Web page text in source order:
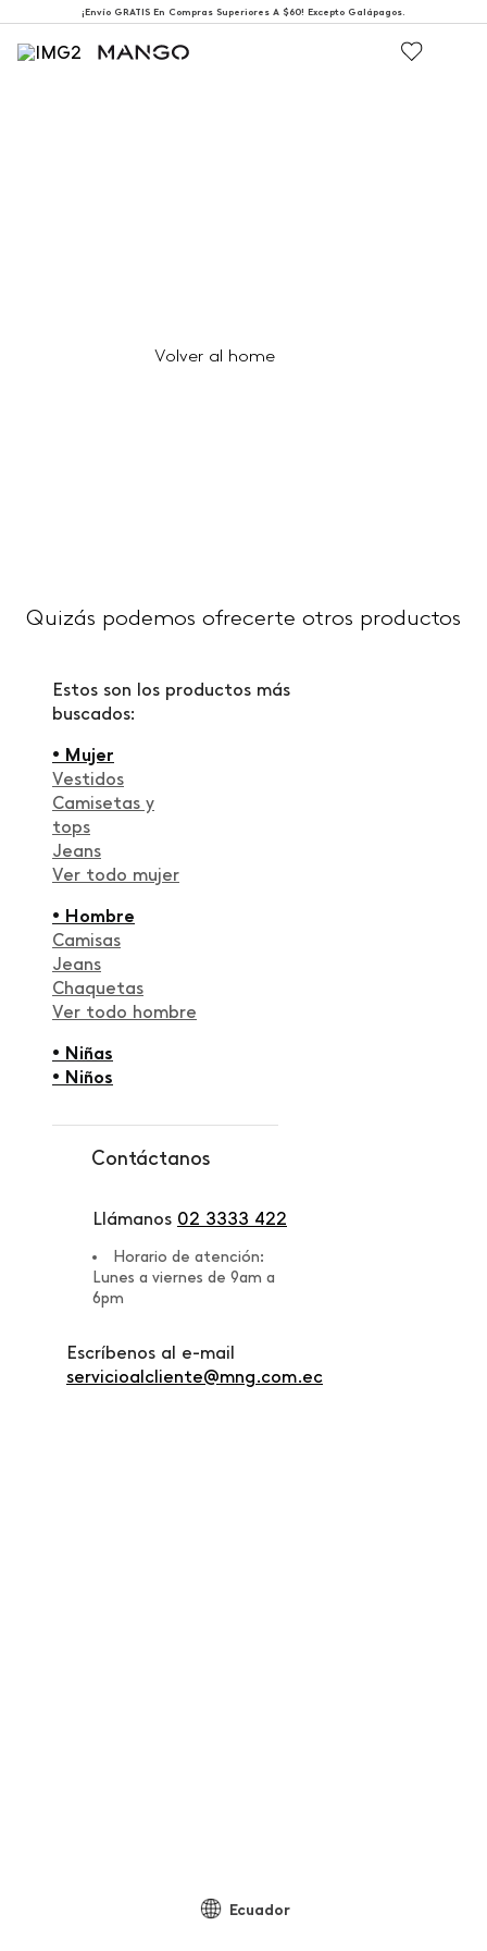
¡Envío GRATIS En Compras Superiores A $60! Excepto Galápagos.
Volver al home
Quizás podemos ofrecerte otros productos
Estos son los productos más
buscados:
• Mujer
Vestidos
Camisetas y
tops
Jeans
Ver todo mujer
• Hombre
Camisas
Jeans
Chaquetas
Ver todo hombre
• Niñas
• Niños
Contáctanos
Llámanos 02 3333 422
Horario de atención:
Lunes a viernes de 9am a
6pm
Escríbenos al e-mail
servicioalcliente@mng.com.ec
Ecuador